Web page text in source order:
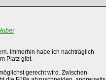
Immerhin habe ich nachträglich
Platz gibt.
gerecht wird. Zwischen